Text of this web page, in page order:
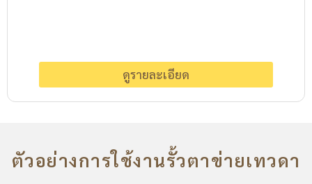
ดูรายละเอียด
ตัวอย่างการใช้งานรั้วตาข่ายเทวดา